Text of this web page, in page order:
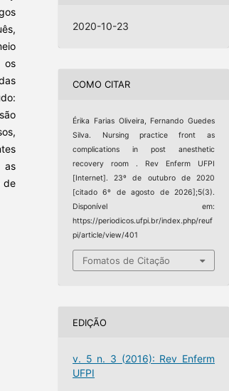
os
as
de
2020-10-23
COMO CITAR
Érika Farias Oliveira, Fernando Guedes
Silva. Nursing practice front as
complications in post anesthetic
recovery room . Rev Enferm UFPI
[Internet]. 23º de outubro de 2020
[citado 6º de agosto de 2026];5(3).
Disponível em:
https://periodicos.ufpi.br/index.php/reuf
pi/article/view/401
Fomatos de Citação
EDIÇÃO
v. 5 n. 3 (2016): Rev Enferm
UFPI